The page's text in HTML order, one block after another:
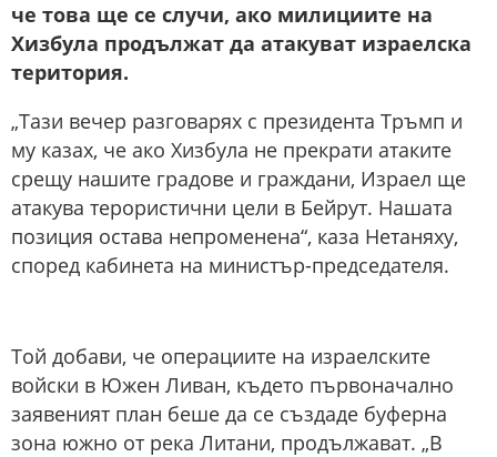
че това ще се случи, ако милициите на
Хизбула продължат да атакуват израелска
територия.
„Тази вечер разговарях с президента Тръмп и
му казах, че ако Хизбула не прекрати атаките
срещу нашите градове и граждани, Израел ще
атакува терористични цели в Бейрут. Нашата
позиция остава непроменена“, каза Нетаняху,
според кабинета на министър-председателя.
Той добави, че операциите на израелските
войски в Южен Ливан, където първоначално
заявеният план беше да се създаде буферна
зона южно от река Литани, продължават. „В